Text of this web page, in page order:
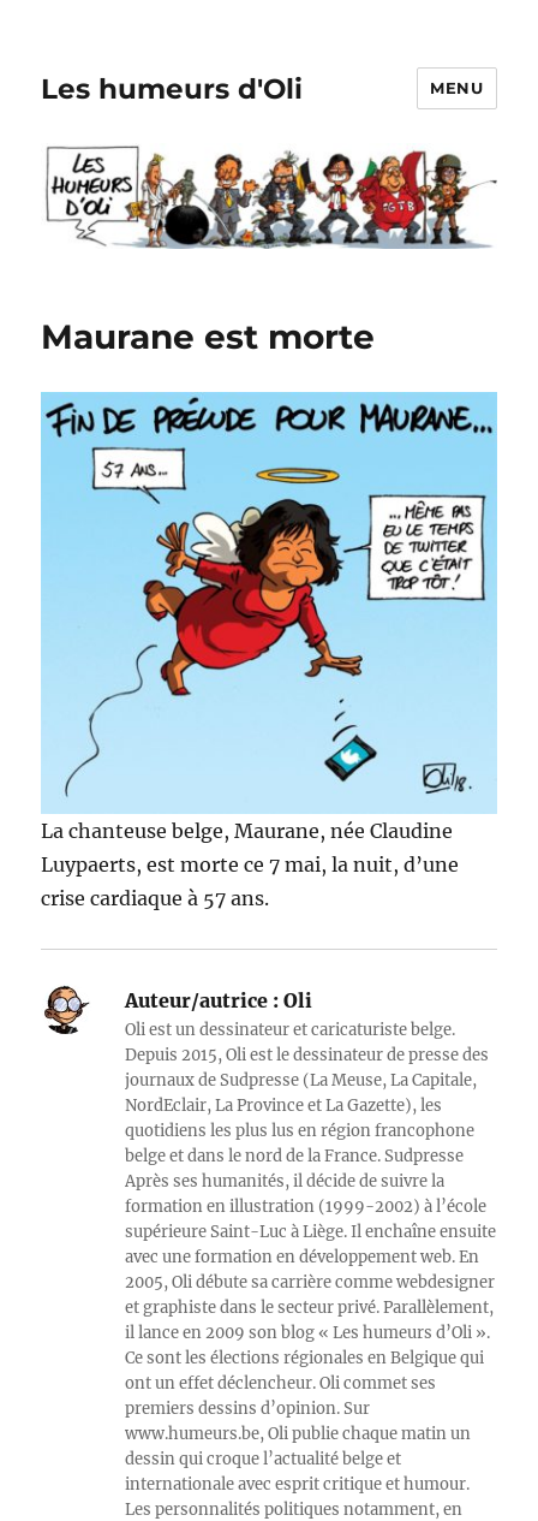
Les humeurs d'Oli MENU
Maurane est morte
La chanteuse belge, Maurane, née Claudine
Luypaerts, est morte ce 7 mai, la nuit, d’une
crise cardiaque à 57 ans.
Auteur/autrice : Oli
Oli est un dessinateur et caricaturiste belge.
Depuis 2015, Oli est le dessinateur de presse des
journaux de Sudpresse (La Meuse, La Capitale,
NordEclair, La Province et La Gazette), les
quotidiens les plus lus en région francophone
belge et dans le nord de la France. Sudpresse
Après ses humanités, il décide de suivre la
formation en illustration (1999-2002) à l’école
supérieure Saint-Luc à Liège. Il enchaîne ensuite
avec une formation en développement web. En
2005, Oli débute sa carrière comme webdesigner
et graphiste dans le secteur privé. Parallèlement,
il lance en 2009 son blog « Les humeurs d’Oli ».
Ce sont les élections régionales en Belgique qui
ont un effet déclencheur. Oli commet ses
premiers dessins d’opinion. Sur
www.humeurs.be, Oli publie chaque matin un
dessin qui croque l’actualité belge et
internationale avec esprit critique et humour.
Les personnalités politiques notamment, en